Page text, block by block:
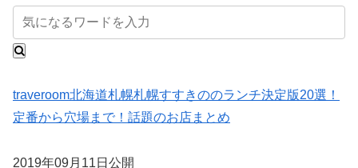
traveroom北海道札幌札幌すすきののランチ決定版20選！
定番から穴場まで！話題のお店まとめ
2019年09月11日公開